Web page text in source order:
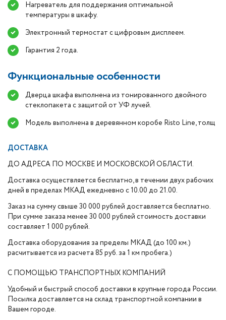
Нагреватель для поддержания оптимальной
температуры в шкафу.
Электронный термостат с цифровым дисплеем.
Гарантия 2 года.
Функциональные особенности
Дверца шкафа выполнена из тонированного двойного
стеклопакета с защитой от УФ лучей.
Модель выполнена в деревянном коробе Risto Line, толщ
ДОСТАВКА
ДО АДРЕСА ПО МОСКВЕ И МОСКОВСКОЙ ОБЛАСТИ.
Доставка осуществляется бесплатно, в течении двух рабочих
дней в пределах МКАД ежедневно с 10.00 до 21.00.
Заказ на сумму свыше 30 000 рублей доставляется бесплатно.
При сумме заказа менее 30 000 рублей стоимость доставки
составляет 1 000 рублей.
Доставка оборудования за пределы МКАД (до 100 км.)
расчитывается из расчета 85 руб. за 1 км пробега.)
С ПОМОЩЬЮ ТРАНСПОРТНЫХ КОМПАНИЙ
Удобный и быстрый способ доставки в крупные города России.
Посылка доставляется на склад транспортной компании в
Вашем городе.